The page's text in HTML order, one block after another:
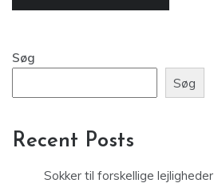
Søg
Søg
Recent Posts
Sokker til forskellige lejligheder